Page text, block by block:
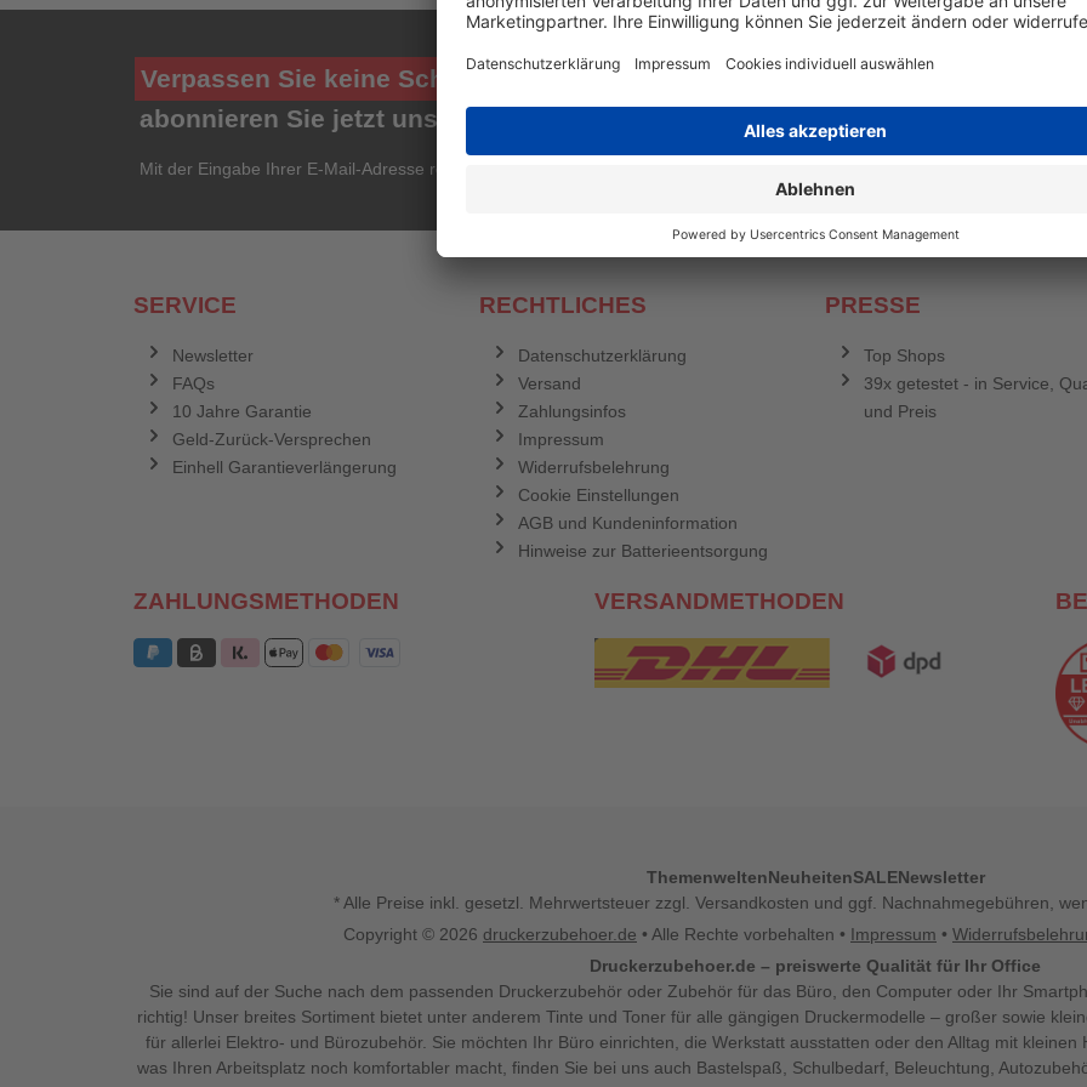
Verpassen Sie keine Schnäppchen mehr &
abonnieren Sie jetzt unseren kostenlosen Newsletter!
Mit der Eingabe Ihrer E-Mail-Adresse registrieren Sie sich für den Druckerzubehör.de-Newsletter. Weitere Informationen
SERVICE
Newsletter
FAQs
10 Jahre Garantie
Geld-Zurück-Versprechen
Einhell Garantieverlängerung
RECHTLICHES
Datenschutzerklärung
Versand
Zahlungsinfos
Impressum
Widerrufsbelehrung
Cookie Einstellungen
AGB und Kundeninformation
Hinweise zur Batterieentsorgung
PRESSE
Top Shops
39x getestet - in Service,
und Preis
ZAHLUNGSMETHODEN VERSANDMETHODEN
ThemenweltenNeuheitenSALENewsletter
* Alle Preise inkl. gesetzl. Mehrwertsteuer zzgl. Versandkosten und ggf. Nachnahmegebühren,
Copyright © 2026 druckerzubehoer.de • Alle Rechte vorbehalten • Impressum •
Druckerzubehoer.de – preiswerte Qualität für Ihr Office
Sie sind auf der Suche nach dem passenden Druckerzubehör oder Zubehör für das Büro, den Computer oder Ihr
richtig! Unser breites Sortiment bietet unter anderem Tinte und Toner für alle gängigen Druckermodelle – großer sowie
für allerlei Elektro- und Bürozubehör. Sie möchten Ihr Büro einrichten, die Werkstatt ausstatten oder den Alltag mit kleinen
was Ihren Arbeitsplatz noch komfortabler macht, finden Sie bei uns auch Bastelspaß, Schulbedarf, Beleuchtung,